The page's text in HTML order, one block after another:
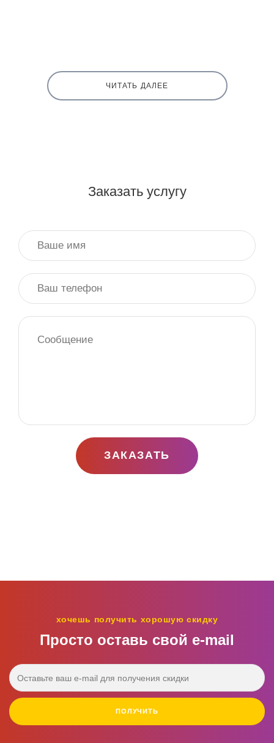
ЧИТАТЬ ДАЛЕЕ
Заказать услугу
ЗАКАЗАТЬ
хочешь получить хорошую скидку
Просто оставь свой e‑mail
ПОЛУЧИТЬ